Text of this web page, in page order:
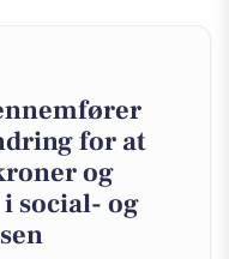
for at
og
social- og